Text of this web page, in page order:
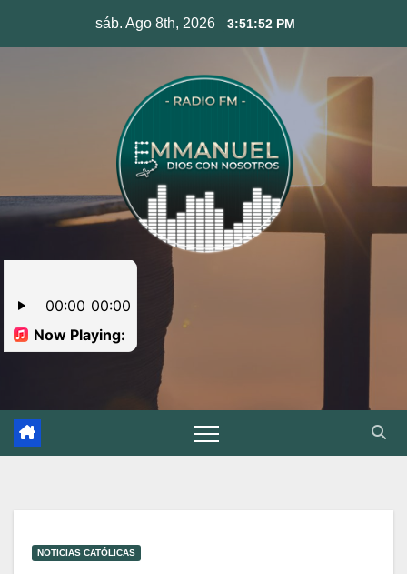
sáb. Ago 8th, 2026 3:51:53 PM
NOTICIAS CATÓLICAS